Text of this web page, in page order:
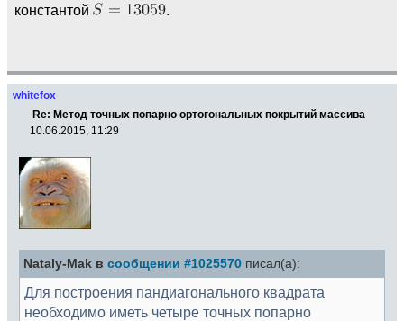
константой
.
whitefox
Re: Метод точных попарно ортогональных покрытий массива
10.06.2015, 11:29
Nataly-Mak в сообщении #1025570 писал(а):
Для построения пандиагонального квадрата
необходимо иметь четыре точных попарно